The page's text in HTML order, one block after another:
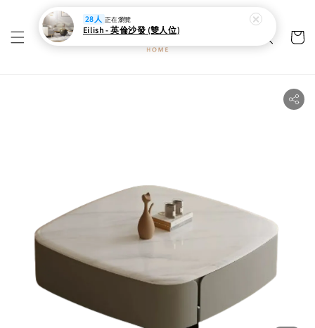
Eilish - 英倫沙發 (雙人位)